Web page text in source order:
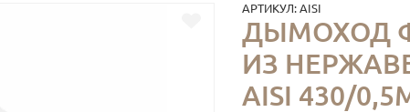
АРТИКУЛ: AISI
ДЫМОХОД Ф
ИЗ
AISI 430/